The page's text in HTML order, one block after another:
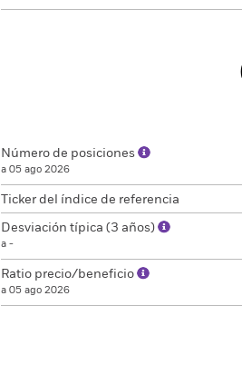
Número de posiciones
a 05 ago 2026
Ticker del índice de referencia
Desviación típica (3 años)
a -
Ratio precio/beneficio
a 05 ago 2026